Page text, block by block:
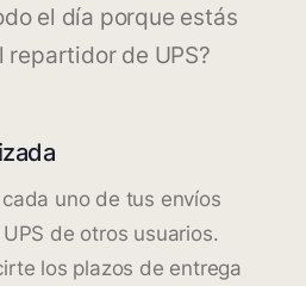
el día porque estás
repartidor de UPS?
uno de tus envíos
de otros usuarios.
los plazos de entrega